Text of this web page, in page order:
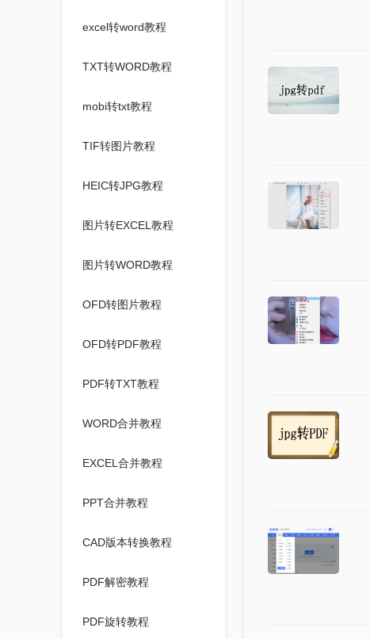
excel转word教程
TXT转WORD教程
mobi转txt教程
TIF转图片教程
HEIC转JPG教程
图片转EXCEL教程
图片转WORD教程
OFD转图片教程
OFD转PDF教程
PDF转TXT教程
WORD合并教程
EXCEL合并教程
PPT合并教程
CAD版本转换教程
PDF解密教程
PDF旋转教程